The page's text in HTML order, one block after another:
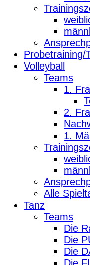
Probetraining/
Volleyball
Teams
1.
2.
1.
Alle
Tanz
Teams
Die
Die
Die
Die